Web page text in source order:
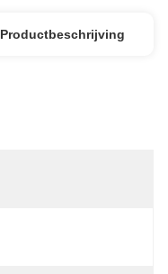
Productbeschrijving